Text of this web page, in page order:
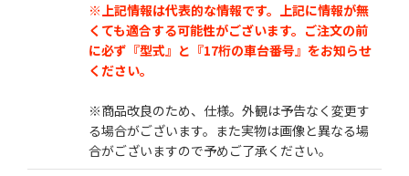
※上記情報は代表的な情報です。上記に情報が無
くても適合する可能性がございます。 ご注文の前
に必ず『型式』と『17桁の車台番号』をお知らせ
ください。
※商品改良のため、仕様。外観は予告なく変更す
る場合がございます。また実物は画像と異なる場
合がございますので予めご了承ください。